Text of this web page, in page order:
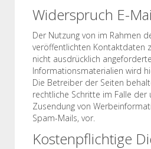
Widerspruch E-
Der Nutzung von im Rahmen
veröffentlichten Kontaktdaten
nicht ausdrücklich
Informationsmaterialien wird
Die Betreiber der Seiten
rechtliche Schritte im Falle der
Zusendung von
Spam-Mails, vor.
Kostenpflichtige